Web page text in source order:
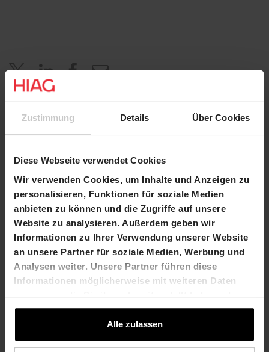
Zustimmung Details Über Cookies
Diese Webseite verwendet Cookies
Wir verwenden Cookies, um Inhalte und Anzeigen zu
personalisieren, Funktionen für soziale Medien
anbieten zu können und die Zugriffe auf unsere
Website zu analysieren. Außerdem geben wir
Informationen zu Ihrer Verwendung unserer Website
an unsere Partner für soziale Medien, Werbung und
Analysen weiter. Unsere Partner führen diese
Informationen möglicherweise mit weiteren Daten
die sie im Rahmen Ihrer Nutzung der Dienste
Alle zulassen
Weiterlesen